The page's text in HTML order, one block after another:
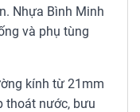
Nhựa Bình Minh
và phụ tùng
kính từ 21mm
thoát nước, bưu